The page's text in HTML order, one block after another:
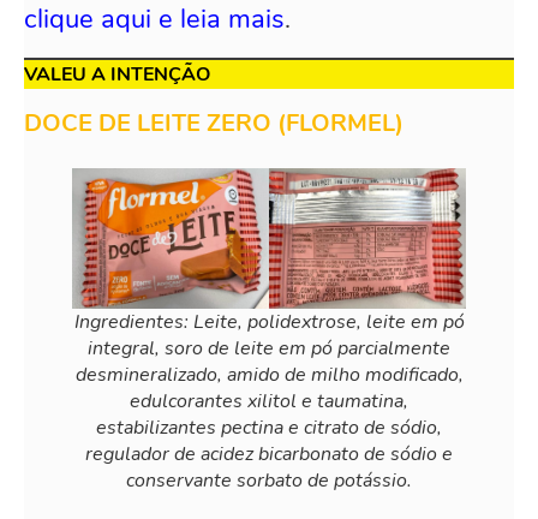
clique aqui e leia mais.
VALEU A INTENÇÃO
DOCE DE LEITE ZERO (FLORMEL)
Ingredientes: Leite, polidextrose, leite em pó
integral, soro de leite em pó parcialmente
desmineralizado, amido de milho modificado,
edulcorantes xilitol e taumatina,
estabilizantes pectina e citrato de sódio,
regulador de acidez bicarbonato de sódio e
conservante sorbato de potássio.